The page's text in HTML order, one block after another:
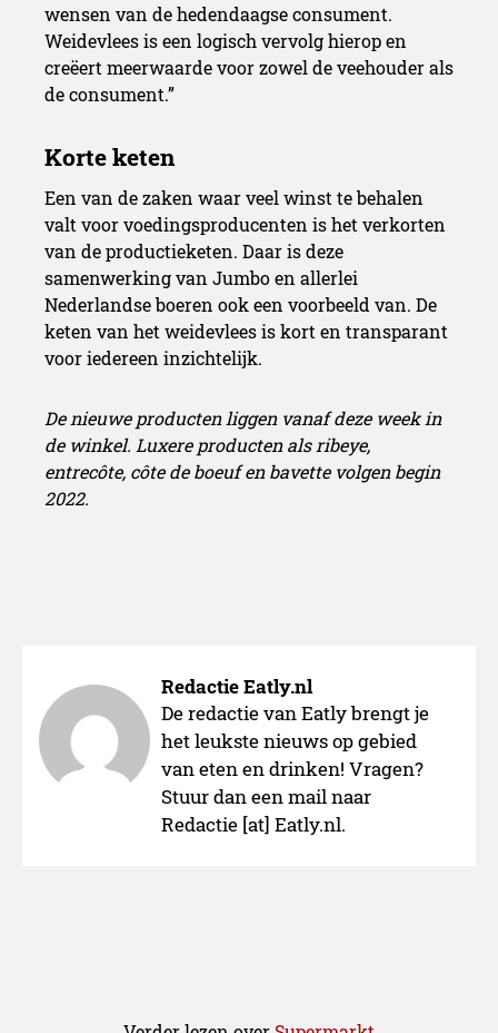
wensen van de hedendaagse consument.
Weidevlees is een logisch vervolg hierop en
creëert meerwaarde voor zowel de veehouder als
de consument.”
Een van de zaken waar veel winst te behalen
valt voor voedingsproducenten is het verkorten
van de productieketen. Daar is deze
samenwerking van Jumbo en allerlei
Nederlandse boeren ook een voorbeeld van. De
keten van het weidevlees is kort en transparant
voor iedereen inzichtelijk.
De nieuwe producten liggen vanaf deze week in
de winkel. Luxere producten als ribeye,
entrecôte, côte de boeuf en bavette volgen begin
2022.
Redactie Eatly.nl
De redactie van Eatly brengt je
het leukste nieuws op gebied
van eten en drinken! Vragen?
Stuur dan een mail naar
Redactie [at] Eatly.nl.